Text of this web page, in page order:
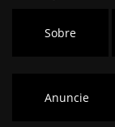
Sobre
Anuncie